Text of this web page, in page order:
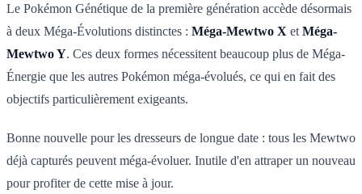
Le Pokémon Génétique de la première génération accède désormais
à deux Méga-Évolutions distinctes : Méga-Mewtwo X et Méga-
Mewtwo Y. Ces deux formes nécessitent beaucoup plus de Méga-
Énergie que les autres Pokémon méga-évolués, ce qui en fait des
objectifs particulièrement exigeants.
Bonne nouvelle pour les dresseurs de longue date : tous les Mewtwo
déjà capturés peuvent méga-évoluer. Inutile d'en attraper un nouveau
pour profiter de cette mise à jour.